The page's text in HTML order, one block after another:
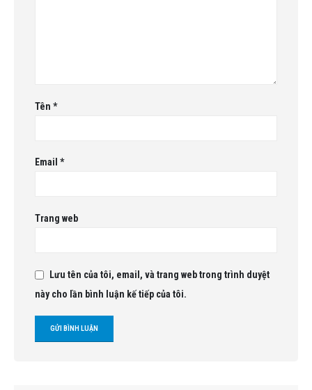
Tên *
Email *
Trang web
Lưu tên của tôi, email, và trang web trong trình duyệt
này cho lần bình luận kế tiếp của tôi.